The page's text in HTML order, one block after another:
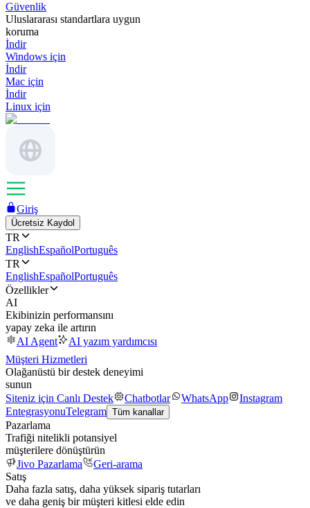
Güvenlik
Uluslararası standartlara uygun
koruma
İndir
Windows için
İndir
Mac için
İndir
Linux için
Giriş
Ücretsiz Kaydol
TR
EnglishEspañolPortuguês
TR
EnglishEspañolPortuguês
Özellikler
AI
Ekibinizin performansını
yapay zeka ile artırın
AI Agent
AI yazım yardımcısı
Müşteri Hizmetleri
Olağanüstü bir destek deneyimi
sunun
Siteniz için Canlı Destek
Chatbotlar WhatsApp
Instagram
EntegrasyonuTelegram Tüm kanallar
Pazarlama
Trafiği nitelikli potansiyel
müşterilere dönüştürün
Jivo Pazarlama
Geri-arama
Satış
Daha fazla satış, daha yüksek sipariş tutarları
ve daha geniş bir müşteri kitlesi elde edin